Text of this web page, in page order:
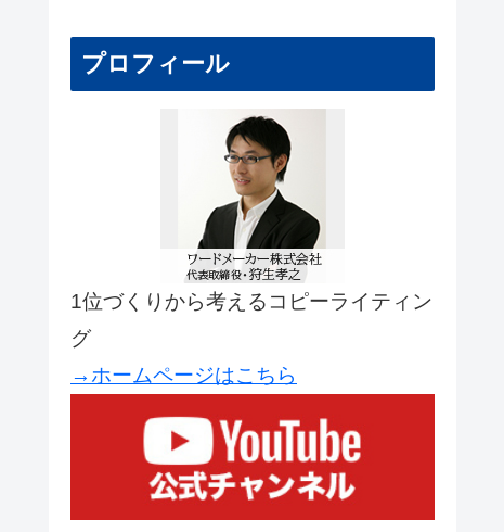
プロフィール
1位づくりから考えるコピーライティン
グ
→ホームページはこちら